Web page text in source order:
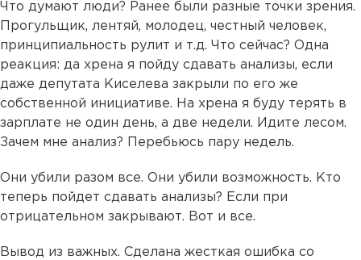
Что думают люди? Ранее были разные точки зрения.
Прогульщик, лентяй, молодец, честный человек,
принципиальность рулит и т.д. Что сейчас? Одна
реакция: да хрена я пойду сдавать анализы, если
даже депутата Киселева закрыли по его же
собственной инициативе. На хрена я буду терять в
зарплате не один день, а две недели. Идите лесом.
Зачем мне анализ? Перебьюсь пару недель.
Они убили разом все. Они убили возможность. Кто
теперь пойдет сдавать анализы? Если при
отрицательном закрывают. Вот и все.
Вывод из важных. Сделана жесткая ошибка со